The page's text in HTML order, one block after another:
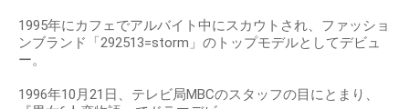
1995年にカフェでアルバイト中にスカウトされ、ファッショ
ンブランド「292513=storm」のトップモデルとしてデビュ
ー。
1996年10月21日、テレビ局MBCのスタッフの目にとまり、